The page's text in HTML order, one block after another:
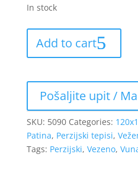
In stock
Add to cart
SKU: 5090 Categories:
Patina, Perzijski tepisi,
Tags: Perzijski, Vezeno,